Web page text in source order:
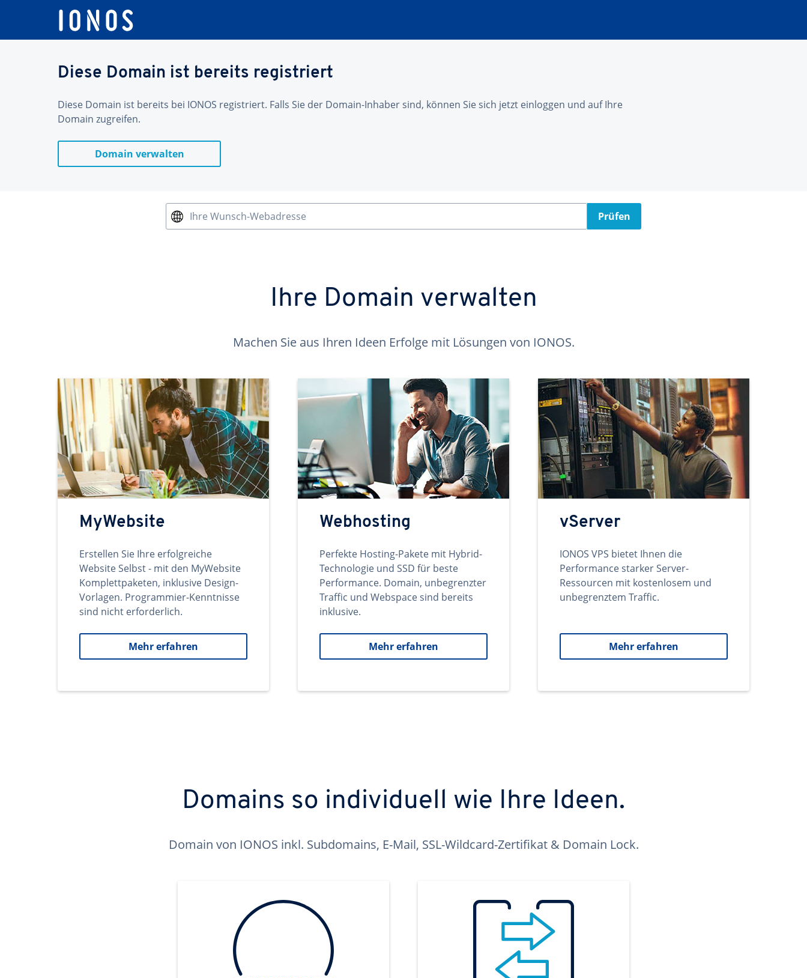
Diese Domain ist bereits registriert
Diese Domain ist bereits bei IONOS registriert. Falls Sie der Domain-Inhaber sind, können Sie sich jetzt einloggen und auf Ihre
Domain zugreifen.
Domain verwalten
Ihre Wunsch-Webadresse Prüfen
Ihre Domain verwalten
Machen Sie aus Ihren Ideen Erfolge mit Lösungen von IONOS.
MyWebsite
Erstellen Sie Ihre erfolgreiche
Website Selbst - mit den MyWebsite
Komplettpaketen, inklusive Design-
Vorlagen. Programmier-Kenntnisse
sind nicht erforderlich.
Mehr erfahren
Webhosting
Perfekte Hosting-Pakete mit Hybrid-
Technologie und SSD für beste
Performance. Domain, unbegrenzter
Traffic und Webspace sind bereits
inklusive.
Mehr erfahren
vServer
IONOS VPS bietet Ihnen die
Performance starker Server-
Ressourcen mit kostenlosem und
unbegrenztem Traffic.
Mehr erfahren
Domains so individuell wie Ihre Ideen.
Domain von IONOS inkl. Subdomains, E-Mail, SSL-Wildcard-Zertifikat & Domain Lock.